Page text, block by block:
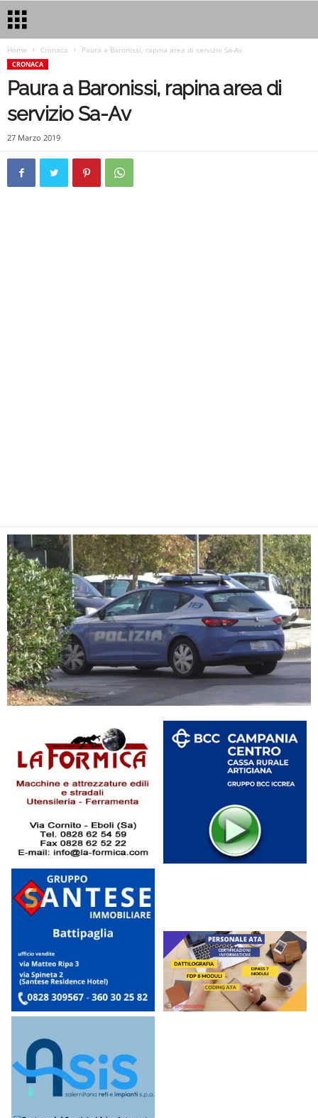
Home Cronaca Paura a Baronissi, rapina area di servizio Sa-Av
CRONACA
Paura a Baronissi, rapina area di
servizio Sa-Av
27 Marzo 2019